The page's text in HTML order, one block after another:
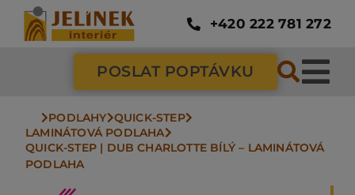
Přeskočit
obsah
+420 222 781 272
POSLAT POPTÁVKU
PODLAHY QUICK-STEP
LAMINÁTOVÁ PODLAHA
QUICK-STEP | DUB CHARLOTTE BÍLÝ – LAMINÁTOVÁ
PODLAHA